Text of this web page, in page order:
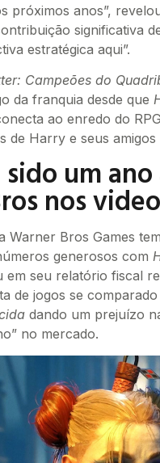
próximos anos”,
significativa
estratégica aqui”.
Campeões do
da franquia desde que
ao enredo do
de Harry e seus
um
nos
Warner Bros Games
generosos com
em seu relatório fiscal
de jogos se
dando um prejuízo
no mercado.